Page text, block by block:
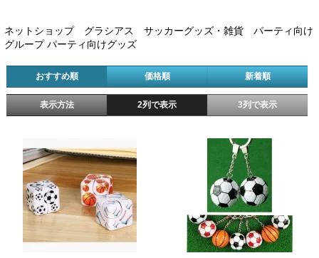
ネットショップ グラシアス サッカーグッズ・雑貨 パーティ向け
グループ パーティ向けグッズ
おすすめ順 価格順 新着順
表示方法 2列で表示 3列で表示